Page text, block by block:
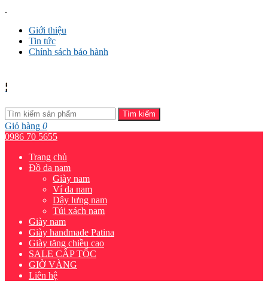
.
Giới thiệu
Tin tức
Chính sách bảo hành
Tìm kiếm
Giỏ hàng 0
0986 70 5655
Trang chủ
Đồ da nam
Giày nam
Ví da nam
Dây lưng nam
Túi xách nam
Giày nam
Giày handmade Patina
Giày tăng chiều cao
SALE CẤP TỐC
GIỜ VÀNG
Liên hệ